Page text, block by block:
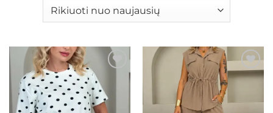
Mėgstamiausias Mėgstamiausias